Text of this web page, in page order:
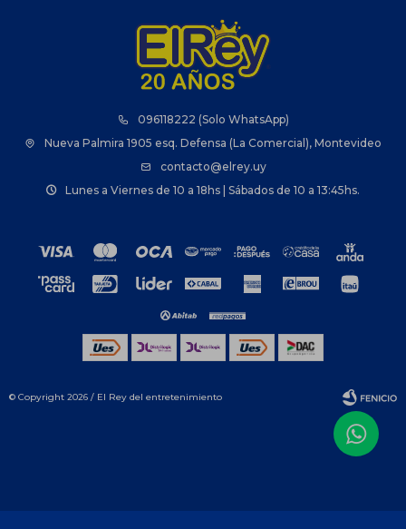
096118222 (Solo WhatsApp)
Nueva Palmira 1905 esq. Defensa (La Comercial), Montevideo
contacto@elrey.uy
Lunes a Viernes de 10 a 18hs | Sábados de 10 a 13:45hs.
© Copyright 2026 / El Rey del entretenimiento